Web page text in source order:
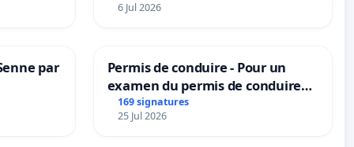
6 Jul 2026
par
Permis de conduire - Pour un
examen du permis de conduire
accessible dans plusieurs langues
à Bruxelles
169 signatures
25 Jul 2026